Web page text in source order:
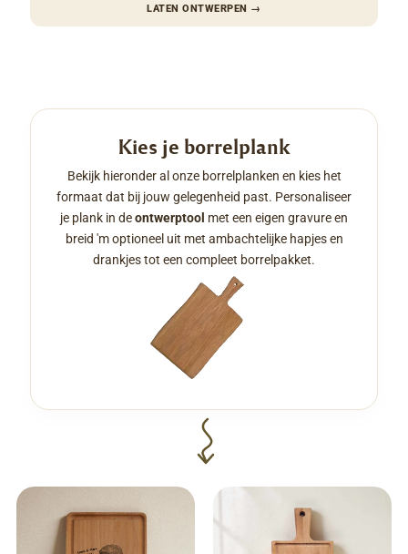
LATEN ONTWERPEN →
Kies je borrelplank
Bekijk hieronder al onze borrelplanken en kies het
formaat dat bij jouw gelegenheid past. Personaliseer
je plank in deontwerptool met een eigen gravure en
breid 'm optioneel uit met ambachtelijke hapjes en
drankjes tot een compleet borrelpakket.